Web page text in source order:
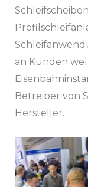
an Kunden
Betreiber von
Hersteller.